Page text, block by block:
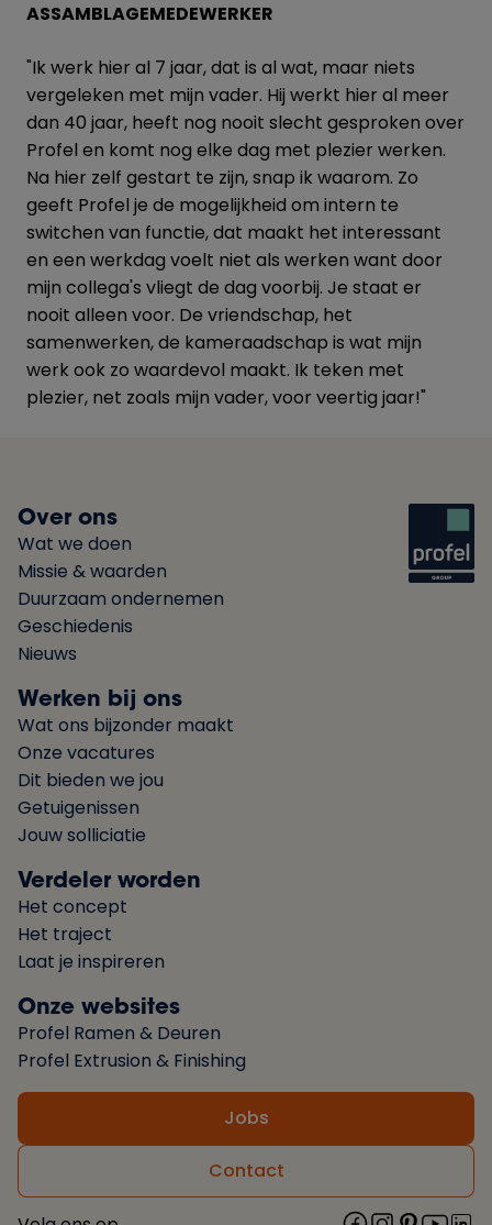
ASSAMBLAGEMEDEWERKER
"Ik werk hier al 7 jaar, dat is al wat, maar niets
vergeleken met mijn vader. Hij werkt hier al meer
dan 40 jaar, heeft nog nooit slecht gesproken over
Profel en komt nog elke dag met plezier werken.
Na hier zelf gestart te zijn, snap ik waarom. Zo
geeft Profel je de mogelijkheid om intern te
switchen van functie, dat maakt het interessant
en een werkdag voelt niet als werken want door
mijn collega's vliegt de dag voorbij. Je staat er
nooit alleen voor. De vriendschap, het
samenwerken, de kameraadschap is wat mijn
werk ook zo waardevol maakt. Ik teken met
plezier, net zoals mijn vader, voor veertig jaar!"
Over ons
Wat we doen
Missie & waarden
Duurzaam ondernemen
Geschiedenis
Nieuws
Werken bij ons
Wat ons bijzonder maakt
Onze vacatures
Dit bieden we jou
Getuigenissen
Jouw solliciatie
Verdeler worden
Het concept
Het traject
Laat je inspireren
Onze websites
Profel Ramen & Deuren
Profel Extrusion & Finishing
Jobs
Contact